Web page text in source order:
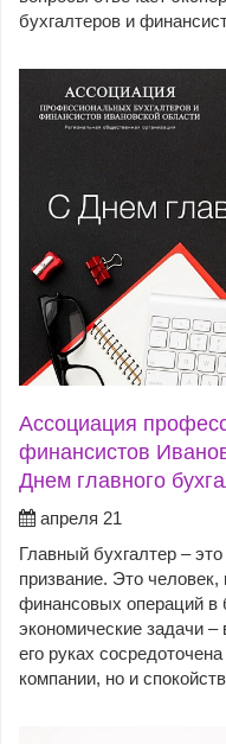
бухгалтеров и
Ассоциация
финансистов
Днем главного
апреля 21
Главный бухгалтер –
призвание. Это
финансовых операций в
экономические задачи
его руках
компании, но и